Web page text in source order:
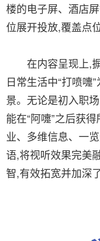
楼的电子屏、酒店
位展开投放,覆盖点
在内容呈现上,摒
日常生活中“打喷嚏
景。无论是初入职
能在“阿嚏”之后获
业、多维信息、一
语,将视听效果完美
智,有效拓宽并加深